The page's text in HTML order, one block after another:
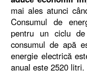
mai ales atunci
Consumul de
pentru un ciclu
consumul de apă
energie electrică
anual este 2520 litri.